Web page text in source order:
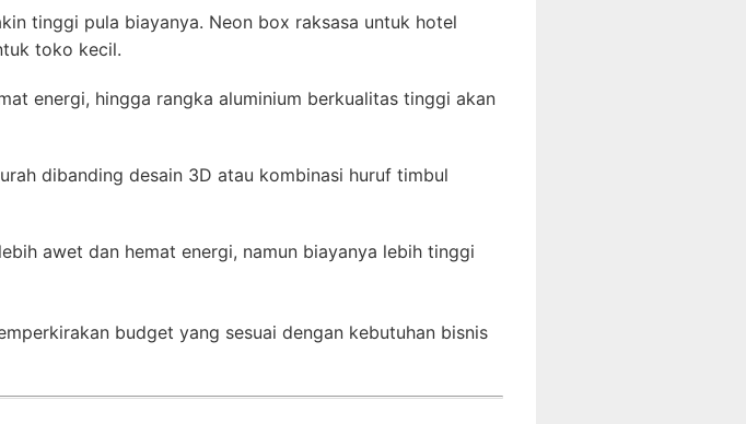
tinggi pula biayanya. Neon box raksasa untuk hotel
toko kecil.
energi, hingga rangka aluminium berkualitas tinggi akan
dibanding desain 3D atau kombinasi huruf timbul
awet dan hemat energi, namun biayanya lebih tinggi
budget yang sesuai dengan kebutuhan bisnis